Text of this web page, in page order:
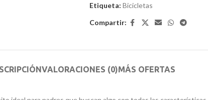
Etiqueta: Bicicletas
Compartir:
VALORACIONES (0)MÁS OFERTAS